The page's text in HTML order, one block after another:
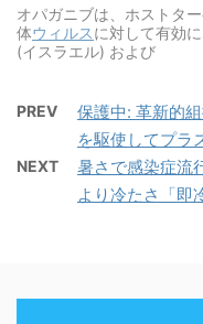
オパガニブは、ホストタ
体ウィルスに対して有効
(イスラエル) および
PREV 保護中: 革新的組
を駆使してプラ
NEXT
暑さで感染症流
より冷たさ「即